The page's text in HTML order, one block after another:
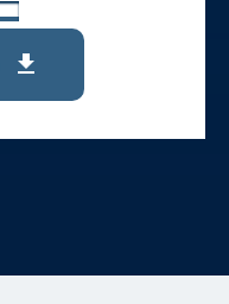
get_app